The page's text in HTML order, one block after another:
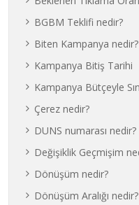
BGBM Teklifi nedir?
Biten Kampanya nedir?
Kampanya Bitiş Tarihi
Kampanya Bütçeyle
Çerez nedir?
DUNS numarası nedir?
Değişiklik Geçmişim
Dönüşüm nedir?
Dönüşüm Aralığı nedir?